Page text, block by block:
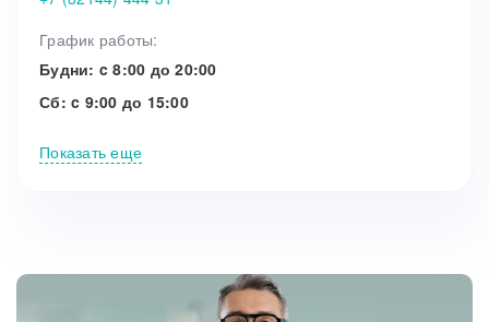
График работы:
Будни: c 8:00 до 20:00
Сб: c 9:00 до 15:00
Показать еще